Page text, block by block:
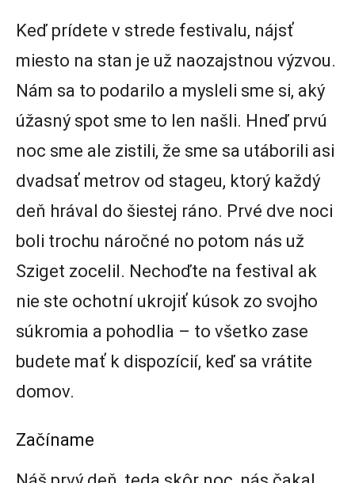
Keď prídete v strede festivalu, nájsť
miesto na stan je už naozajstnou výzvou.
Nám sa to podarilo a mysleli sme si, aký
úžasný spot sme to len našli. Hneď prvú
noc sme ale zistili, že sme sa utáborili asi
dvadsať metrov od stageu, ktorý každý
deň hrával do šiestej ráno. Prvé dve noci
boli trochu náročné no potom nás už
Sziget zocelil. Nechoďte na festival ak
nie ste ochotní ukrojiť kúsok zo svojho
súkromia a pohodlia – to všetko zase
budete mať k dispozícií, keď sa vrátite
domov.
Začíname